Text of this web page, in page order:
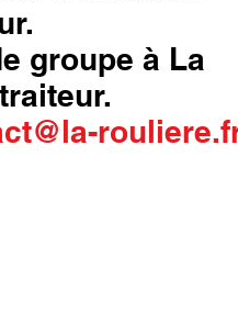
groupe à La